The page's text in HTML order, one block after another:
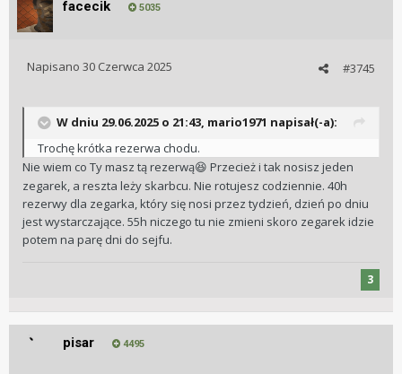
facecik 5035
#3745
Napisano 30 Czerwca 2025
W dniu 29.06.2025 o 21:43, mario1971 napisał(-a):
Trochę krótka rezerwa chodu.
Nie wiem co Ty masz tą rezerwą😆 Przecież i tak nosisz jeden
zegarek, a reszta leży skarbcu. Nie rotujesz codziennie. 40h
rezerwy dla zegarka, który się nosi przez tydzień, dzień po dniu
jest wystarczające. 55h niczego tu nie zmieni skoro zegarek idzie
potem na parę dni do sejfu.
3
pisar 4495